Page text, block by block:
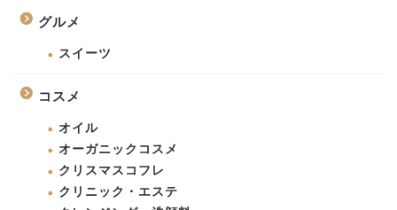
グルメ
スイーツ
コスメ
オイル
オーガニックコスメ
クリスマスコフレ
クリニック・エステ